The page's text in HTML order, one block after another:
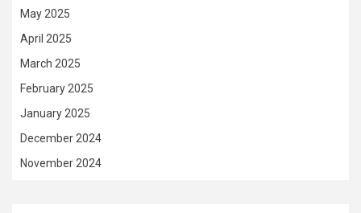
May 2025
April 2025
March 2025
February 2025
January 2025
December 2024
November 2024